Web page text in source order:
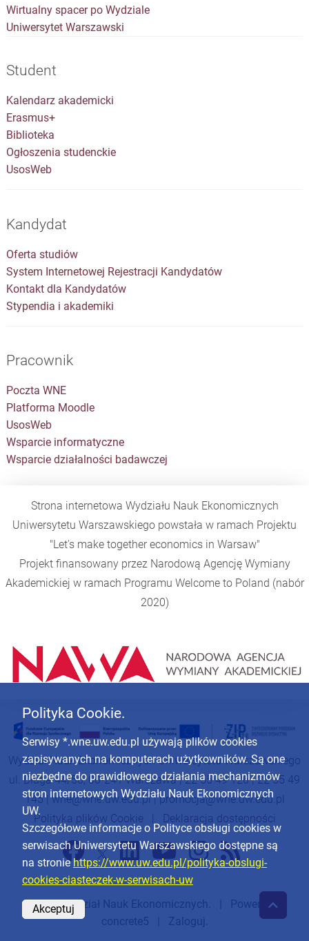
Wirtualny spacer po Wydziale
Uniwersytet Warszawski
Student
Kalendarz akademicki
Erasmus+
Biblioteka
Ogłoszenia studenckie
UsosWeb
Kandydat
Oferta studiów
System Internetowej Rejestracji Kandydatów
Kontakt dla Kandydatów
Stypendia i akademiki
Pracownik
Poczta WNE
Platforma Moodle
UsosWeb
Wsparcie informatyczne
Wsparcie działalności badawczej
Strona internetowa Wydziału Nauk Ekonomicznych
Uniwersytetu Warszawskiego powstała w ramach Projektu
"Let's make together economics in Warsaw"
Projekt finansowany przez Narodową Agencję Wymiany
Akademickiej w ramach Programu Welcome to Poland (nabór
2020)
Wydział Nauk Ekonomicznych Uniwersytetu Warszawskiego
ul. Długa 44/50, 00-241 Warszawa | 22 55 49 126 | 22 55 49
145 |wne@wne.uw.edu.pl|promocja@wne.uw.edu.pl
Polityka plików Cookie| Deklaracja dostępności
Polityka Cookie.
Serwisy *.wne.uw.edu.pl używają plików cookies
zapisywanych na komputerach użytkowników. Są one
niezbędne do prawidłowego działania mechanizmów
stron internetowych Wydziału Nauk Ekonomicznych
UW.
Szczegółowe informacje o Polityce obsługi cookies w
serwisach Uniwersytetu Warszawskiego dostępne są
na stroniehttps://www.uw.edu.pl/polityka-obslugi-
cookies-ciasteczek-w-serwisach-uw
Akceptuj
© 2026Wydział Nauk Ekonomicznych
. | Powered by
concrete5
Zaloguj.